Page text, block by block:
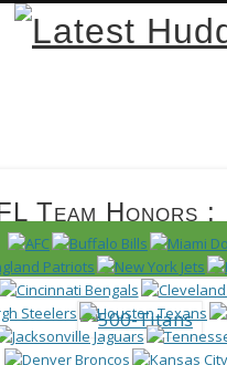
Team Honors :